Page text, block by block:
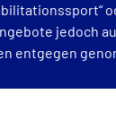
jedoch
entgegen